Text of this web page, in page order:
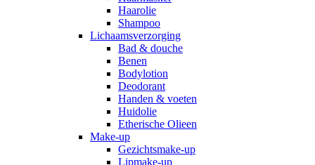
Haarolie
Shampoo
Lichaamsverzorging
Bad & douche
Benen
Bodylotion
Deodorant
Handen & voeten
Huidolie
Etherische Olieen
Make-up
Gezichtsmake-up
Lipmake-up